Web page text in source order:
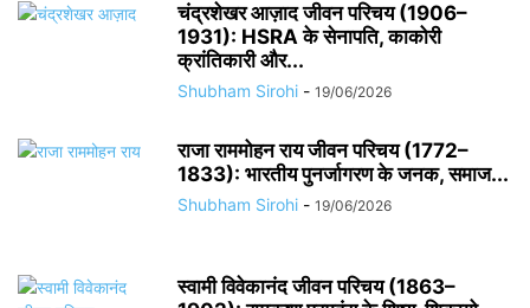
चंद्रशेखर आज़ाद जीवन परिचय (1906–
1931): HSRA के सेनापति, काकोरी
क्रांतिकारी और...
Shubham Sirohi - 19/06/2026
राजा राममोहन राय जीवन परिचय (1772–
1833): भारतीय पुनर्जागरण के जनक, समाज...
Shubham Sirohi - 19/06/2026
स्वामी विवेकानंद जीवन परिचय (1863–